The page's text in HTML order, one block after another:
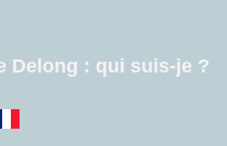
Delong : qui suis-je ?